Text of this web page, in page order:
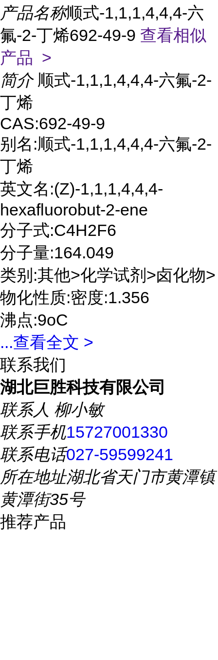
产品名称顺式-1,1,1,4,4,4-六
氟-2-丁烯692-49-9 查看相似
产品 >
简介 顺式-1,1,1,4,4,4-六氟-2-
丁烯
CAS:692-49-9
别名:顺式-1,1,1,4,4,4-六氟-2-
丁烯
英文名:(Z)-1,1,1,4,4,4-
hexafluorobut-2-ene
分子式:C4H2F6
分子量:164.049
类别:其他>化学试剂>卤化物>
物化性质:密度:1.356
沸点:9oC
...查看全文 >
联系我们
湖北巨胜科技有限公司
联系人 柳小敏
联系手机15727001330
联系电话027-59599241
所在地址湖北省天门市黄潭镇
黄潭街35号
推荐产品